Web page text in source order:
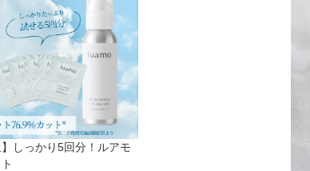
】しっかり5回分！ルアモ